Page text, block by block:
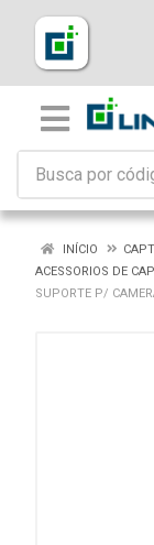
INÍCIO
ACESSORIOS DE
SUPORTE P/